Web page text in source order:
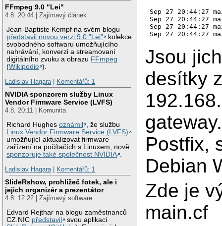
FFmpeg 9.0 "Lei"
4.8. 20:44 | Zajímavý článek
Jean-Baptiste Kempf na svém blogu
představil novou verzi 9.0 "Lei"
kolekce
svobodného softwaru umožňujícího
nahrávání, konverzi a streamovaní
digitálního zvuku a obrazu FFmpeg
(Wikipedie ).
Ladislav Hagara
Komentářů: 1
NVIDIA sponzorem služby Linux
Vendor Firmware Service (LVFS)
4.8. 20:11 | Komunita
Richard Hughesoznámil
, že službu
Linux Vendor Firmware Service (LVFS)
umožňující aktualizovat firmware
zařízení na počítačích s Linuxem, nově
sponzoruje také společnost NVIDIA .
Ladislav Hagara | Komentářů: 1
SlideRshow, prohlížeč fotek, ale i
jejich organizér a prezentátor
4.8. 12:22 | Zajímavý software
Edvard Rejthar na blogu zaměstnanců
CZ.NIC představil
svou aplikaci
Sep 27 20:44:27
Sep 27 20:44:27
Sep 27 20:44:27
Jsou
desítky
Postfix,
Debian
Zde je
main.cf